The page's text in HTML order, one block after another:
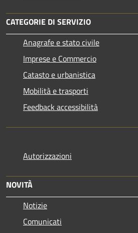
CATEGORIE DI SERVIZIO
Anagrafe e stato civile
Imprese e Commercio
Catasto e urbanistica
Mobilità e trasporti
Feedback accessibilità
Autorizzazioni
NOVITÀ
Notizie
Comunicati